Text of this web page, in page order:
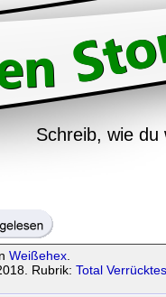
Schreib, wie du
Weißehex
Rubrik: Total Verrücktes